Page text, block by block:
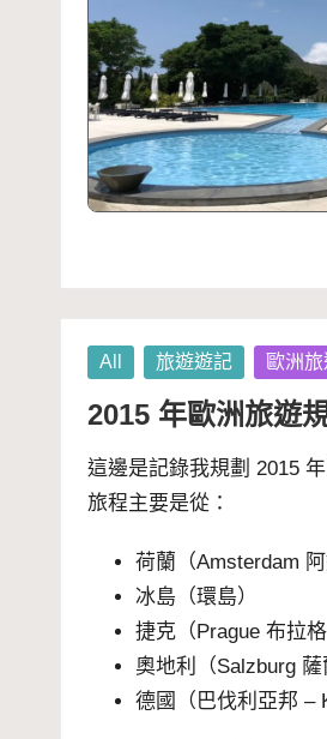
Posted
All 旅遊遊記 歐洲
2015 年歐洲旅遊
這邊是記錄我規劃 2015
旅程主要是從：
荷蘭（Amsterdam
冰島 （環島）
捷克（Prague 布拉
奧地利（Salzburg 薩
德國（巴伐利亞邦 –